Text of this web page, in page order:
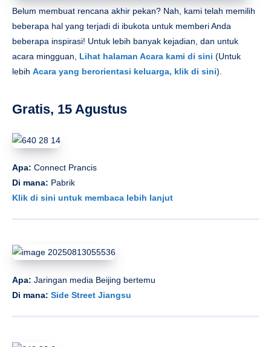
Belum membuat rencana akhir pekan? Nah, kami telah memilih
beberapa hal yang terjadi di ibukota untuk memberi Anda
beberapa inspirasi! Untuk lebih banyak kejadian, dan untuk
acara mingguan, Lihat halaman Acara kami di sini (Untuk
lebih Acara yang berorientasi keluarga, klik di sini).
Gratis, 15 Agustus
Apa: Connect Prancis
Di mana: Pabrik
Klik di sini untuk membaca lebih lanjut
Apa: Jaringan media Beijing bertemu
Di mana: Side Street Jiangsu